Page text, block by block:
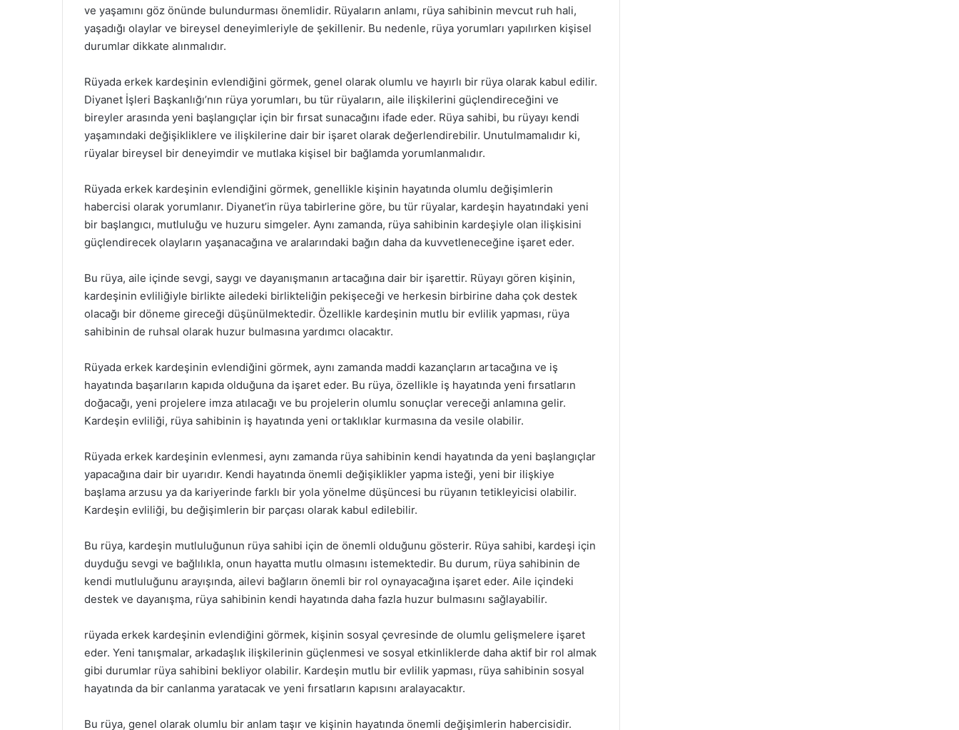
ve yaşamını göz önünde bulundurması önemlidir. Rüyaların anlamı, rüya sahibinin mevcut ruh hali,
yaşadığı olaylar ve bireysel deneyimleriyle de şekillenir. Bu nedenle, rüya yorumları yapılırken kişisel
durumlar dikkate alınmalıdır.
Rüyada erkek kardeşinin evlendiğini görmek, genel olarak olumlu ve hayırlı bir rüya olarak kabul edilir.
Diyanet İşleri Başkanlığı’nın rüya yorumları, bu tür rüyaların, aile ilişkilerini güçlendireceğini ve
bireyler arasında yeni başlangıçlar için bir fırsat sunacağını ifade eder. Rüya sahibi, bu rüyayı kendi
yaşamındaki değişikliklere ve ilişkilerine dair bir işaret olarak değerlendirebilir. Unutulmamalıdır ki,
rüyalar bireysel bir deneyimdir ve mutlaka kişisel bir bağlamda yorumlanmalıdır.
Rüyada erkek kardeşinin evlendiğini görmek, genellikle kişinin hayatında olumlu değişimlerin
habercisi olarak yorumlanır. Diyanet’in rüya tabirlerine göre, bu tür rüyalar, kardeşin hayatındaki yeni
bir başlangıcı, mutluluğu ve huzuru simgeler. Aynı zamanda, rüya sahibinin kardeşiyle olan ilişkisini
güçlendirecek olayların yaşanacağına ve aralarındaki bağın daha da kuvvetleneceğine işaret eder.
Bu rüya, aile içinde sevgi, saygı ve dayanışmanın artacağına dair bir işarettir. Rüyayı gören kişinin,
kardeşinin evliliğiyle birlikte ailedeki birlikteliğin pekişeceği ve herkesin birbirine daha çok destek
olacağı bir döneme gireceği düşünülmektedir. Özellikle kardeşinin mutlu bir evlilik yapması, rüya
sahibinin de ruhsal olarak huzur bulmasına yardımcı olacaktır.
Rüyada erkek kardeşinin evlendiğini görmek, aynı zamanda maddi kazançların artacağına ve iş
hayatında başarıların kapıda olduğuna da işaret eder. Bu rüya, özellikle iş hayatında yeni fırsatların
doğacağı, yeni projelere imza atılacağı ve bu projelerin olumlu sonuçlar vereceği anlamına gelir.
Kardeşin evliliği, rüya sahibinin iş hayatında yeni ortaklıklar kurmasına da vesile olabilir.
Rüyada erkek kardeşinin evlenmesi, aynı zamanda rüya sahibinin kendi hayatında da yeni başlangıçlar
yapacağına dair bir uyarıdır. Kendi hayatında önemli değişiklikler yapma isteği, yeni bir ilişkiye
başlama arzusu ya da kariyerinde farklı bir yola yönelme düşüncesi bu rüyanın tetikleyicisi olabilir.
Kardeşin evliliği, bu değişimlerin bir parçası olarak kabul edilebilir.
Bu rüya, kardeşin mutluluğunun rüya sahibi için de önemli olduğunu gösterir. Rüya sahibi, kardeşi için
duyduğu sevgi ve bağlılıkla, onun hayatta mutlu olmasını istemektedir. Bu durum, rüya sahibinin de
kendi mutluluğunu arayışında, ailevi bağların önemli bir rol oynayacağına işaret eder. Aile içindeki
destek ve dayanışma, rüya sahibinin kendi hayatında daha fazla huzur bulmasını sağlayabilir.
rüyada erkek kardeşinin evlendiğini görmek, kişinin sosyal çevresinde de olumlu gelişmelere işaret
eder. Yeni tanışmalar, arkadaşlık ilişkilerinin güçlenmesi ve sosyal etkinliklerde daha aktif bir rol almak
gibi durumlar rüya sahibini bekliyor olabilir. Kardeşin mutlu bir evlilik yapması, rüya sahibinin sosyal
hayatında da bir canlanma yaratacak ve yeni fırsatların kapısını aralayacaktır.
Bu rüya, genel olarak olumlu bir anlam taşır ve kişinin hayatında önemli değişimlerin habercisidir.